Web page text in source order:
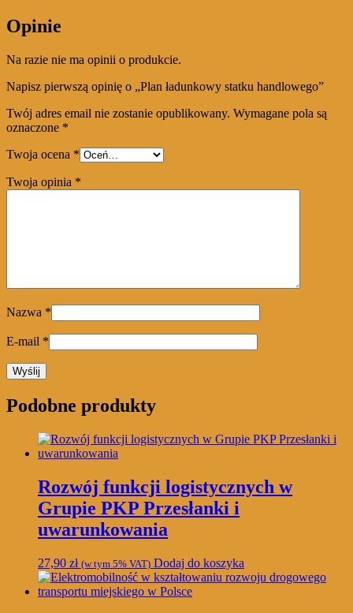
Opinie
Na razie nie ma opinii o produkcie.
Napisz pierwszą opinię o „Plan ładunkowy statku handlowego”
Twój adres email nie zostanie opublikowany. Wymagane pola są
oznaczone *
Twoja ocena *
Twoja opinia *
Nazwa *
E-mail *
Podobne produkty
Rozwój funkcji logistycznych w
Grupie PKP Przesłanki i
uwarunkowania
27,90 zł (w tym 5% VAT) Dodaj do koszyka